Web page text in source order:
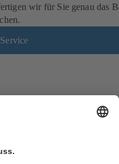
wir für Sie genau das